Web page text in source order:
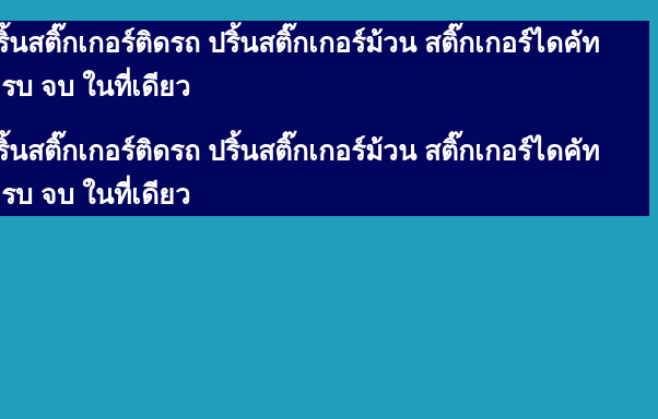
สติ๊กเกอร์ติดรถ ปริ้นสติ๊กเกอร์ม้วน สติ๊กเกอร์ไดคัท
บ จบ ในที่เดียว
สติ๊กเกอร์ติดรถ ปริ้นสติ๊กเกอร์ม้วน สติ๊กเกอร์ไดคัท
บ จบ ในที่เดียว